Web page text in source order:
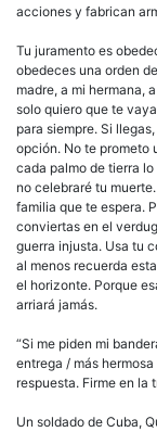
acciones y fabrican
Tu juramento es
obedeces una orden
madre, a mi hermana,
solo quiero que te
para siempre. Si
opción. No te prometo
cada palmo de tierra
no celebraré tu
familia que te espera.
conviertas en el
guerra injusta. Usa tu
al menos recuerda
el horizonte. Porque
arriará jamás.
“Si me piden mi
entrega / más
respuesta. Firme en la
Un soldado de Cuba,